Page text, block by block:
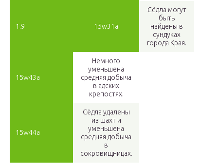
1.9 15w31a
Сёдла могут
быть
найдены в
сундуках
города Края.
15w43a
Немного
уменьшена
средняя добыча
в адских
крепостях.
15w44a
Сёдла удалены
из шахт и
уменьшена
средняя добыча
в
сокровищницах.